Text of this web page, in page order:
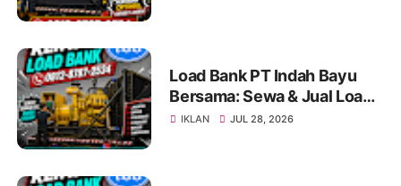
Load Bank PT Indah Bayu
Bersama: Sewa & Jual Load
Bank Terpercaya
IKLAN JUL 28, 2026